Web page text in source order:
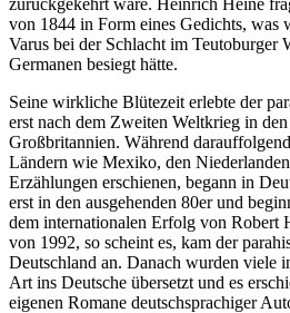
von 1844 in Form eines Gedichts, was
Varus bei der Schlacht im Teutoburger
Germanen besiegt hätte.
Seine wirkliche Blütezeit erlebte der
erst nach dem Zweiten Weltkrieg in
Großbritannien. Während
Ländern wie Mexiko, den
Erzählungen erschienen, begann in
erst in den ausgehenden 80er und
dem internationalen Erfolg von Robert
von 1992, so scheint es, kam der
Deutschland an. Danach wurden viele
Art ins Deutsche übersetzt und es
eigenen Romane deutschsprachiger